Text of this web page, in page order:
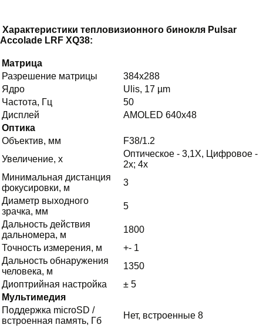
Характеристики тепловизионного бинокля Pulsar
Accolade LRF XQ38:
Матрица
Разрешение матрицы
384x288
Ядро
Ulis, 17 µm
Частота, Гц
50
Дисплей
AMOLED 640x48
Оптика
Объектив, мм
F38/1.2
Увеличение, х
Оптическое - 3,1Х, Цифровое -
2x; 4x
Минимальная дистанция
фокусировки, м
3
Диаметр выходного
зрачка, мм
5
Дальность действия
дальномера, м
1800
Точность измерения, м
+- 1
Дальность обнаружения
человека, м
1350
Диоптрийная настройка
± 5
Мультимедия
Поддержка microSD /
встроенная память, Гб
Нет, встроенные 8